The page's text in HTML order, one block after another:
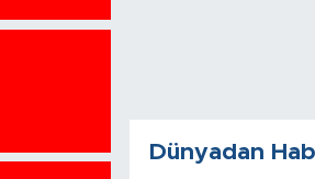
Dünyadan